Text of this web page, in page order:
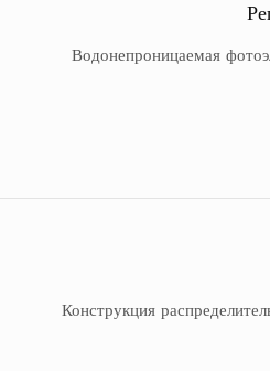
Водонепроницаемая
Конструкция